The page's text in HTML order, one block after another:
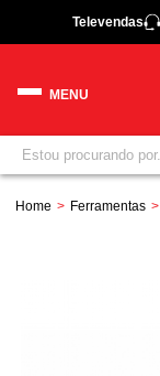
Televendas
Home Ferramentas